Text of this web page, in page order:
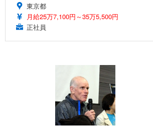
東京都
月給25万7,100円～35万5,500円
正社員